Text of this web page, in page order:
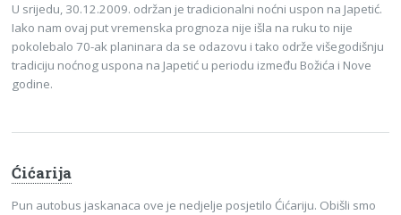
U srijedu, 30.12.2009. održan je tradicionalni noćni uspon na Japetić.
Iako nam ovaj put vremenska prognoza nije išla na ruku to nije
pokolebalo 70-ak planinara da se odazovu i tako održe višegodišnju
tradiciju noćnog uspona na Japetić u periodu između Božića i Nove
godine.
Ćićarija
Pun autobus jaskanaca ove je nedjelje posjetilo Ćićariju. Obišli smo